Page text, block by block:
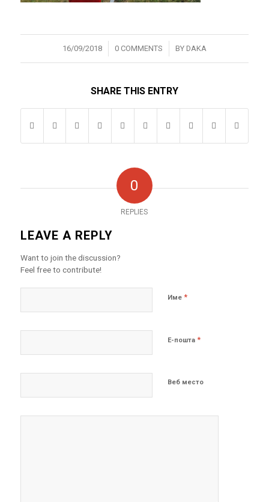
16/09/2018
/ 0 COMMENTS
/ BY DAKA
SHARE THIS ENTRY
0
REPLIES
LEAVE A REPLY
Want to join the discussion?
Feel free to contribute!
Име *
Е-пошта *
Веб место